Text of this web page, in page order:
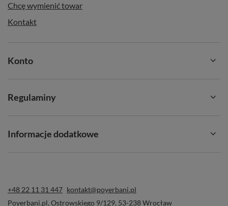
Chcę wymienić towar
Kontakt
Konto
Regulaminy
Informacje dodatkowe
+48 22 11 31 447 kontakt@poyerbani.pl
Poyerbani.pl, Ostrowskiego 9/129, 53-238Wrocław